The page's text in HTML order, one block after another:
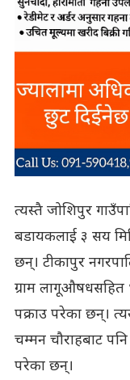
त्यस्तै जोशिपुर
बडायकलाई ३ सय
छन्। टीकापुर
ग्राम लागूऔषधसहित
पक्राउ परेका छन्।
चम्मन चौराहबाट
परेका छन्।